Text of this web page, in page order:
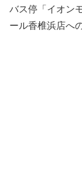
バス停「イオン
ール香椎浜店へ